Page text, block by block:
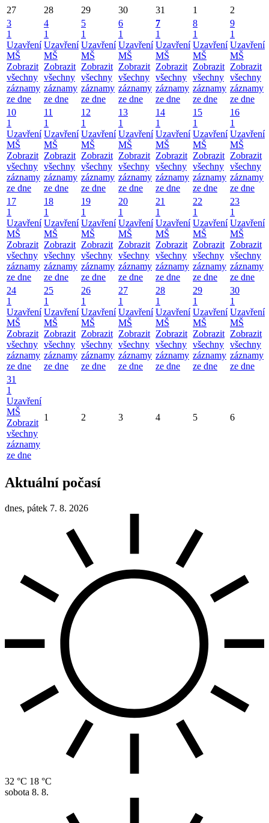
27
28 29 30 31 1
2
3
1
Uzavření
MŠ
Zobrazit
všechny
záznamy
ze dne
4
1
Uzavření
MŠ
Zobrazit
všechny
záznamy
ze dne
5
1
Uzavření
MŠ
Zobrazit
všechny
záznamy
ze dne
6
1
Uzavření
MŠ
Zobrazit
všechny
záznamy
ze dne
7
1
Uzavření
MŠ
Zobrazit
všechny
záznamy
ze dne
8
1
Uzavření
MŠ
Zobrazit
všechny
záznamy
ze dne
9
1
Uzavření
MŠ
Zobrazit
všechny
záznamy
ze dne
10
1
Uzavření
MŠ
Zobrazit
všechny
záznamy
ze dne
11
1
Uzavření
MŠ
Zobrazit
všechny
záznamy
ze dne
12
1
Uzavření
MŠ
Zobrazit
všechny
záznamy
ze dne
13
1
Uzavření
MŠ
Zobrazit
všechny
záznamy
ze dne
14
1
Uzavření
MŠ
Zobrazit
všechny
záznamy
ze dne
15
1
Uzavření
MŠ
Zobrazit
všechny
záznamy
ze dne
16
1
Uzavření
MŠ
Zobrazit
všechny
záznamy
ze dne
17
1
Uzavření
MŠ
Zobrazit
všechny
záznamy
ze dne
18
1
Uzavření
MŠ
Zobrazit
všechny
záznamy
ze dne
19
1
Uzavření
MŠ
Zobrazit
všechny
záznamy
ze dne
20
1
Uzavření
MŠ
Zobrazit
všechny
záznamy
ze dne
21
1
Uzavření
MŠ
Zobrazit
všechny
záznamy
ze dne
22
1
Uzavření
MŠ
Zobrazit
všechny
záznamy
ze dne
23
1
Uzavření
MŠ
Zobrazit
všechny
záznamy
ze dne
24
1
Uzavření
MŠ
Zobrazit
všechny
záznamy
ze dne
25
1
Uzavření
MŠ
Zobrazit
všechny
záznamy
ze dne
26
1
Uzavření
MŠ
Zobrazit
všechny
záznamy
ze dne
27
1
Uzavření
MŠ
Zobrazit
všechny
záznamy
ze dne
28
1
Uzavření
MŠ
Zobrazit
všechny
záznamy
ze dne
29
1
Uzavření
MŠ
Zobrazit
všechny
záznamy
ze dne
30
1
Uzavření
MŠ
Zobrazit
všechny
záznamy
ze dne
31
1
Uzavření
MŠ
Zobrazit
všechny
záznamy
ze dne
1 2 3 4 5 6
Aktuální počasí
dnes, pátek 7. 8. 2026
32 °C 18 °C
sobota 8. 8.